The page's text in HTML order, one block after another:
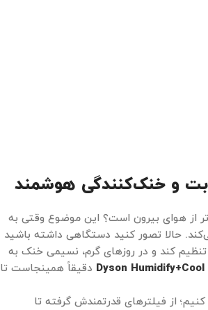
و خنک‌کنندگی هوشمند
از هوای بیرون است؟ این موضوع وقتی به
حالا تصور کنید دستگاهی داشته باشید
کند و در روزهای گرم، نسیمی خنک به
Dyson Humidify+Cool دقیقاً همینجاست تا
از فیلترهای قدرتمندش گرفته تا